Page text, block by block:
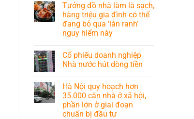
Tưởng đồ nhà làm là sạch,
hàng triệu gia đình có thể
đang bỏ qua ‘lằn ranh’
nguy hiểm này
Cổ phiếu doanh nghiệp
Nhà nước hút dòng tiền
Hà Nội quy hoạch hơn
35.000 căn nhà ở xã hội,
phần lớn ở giai đoạn
chuẩn bị đầu tư